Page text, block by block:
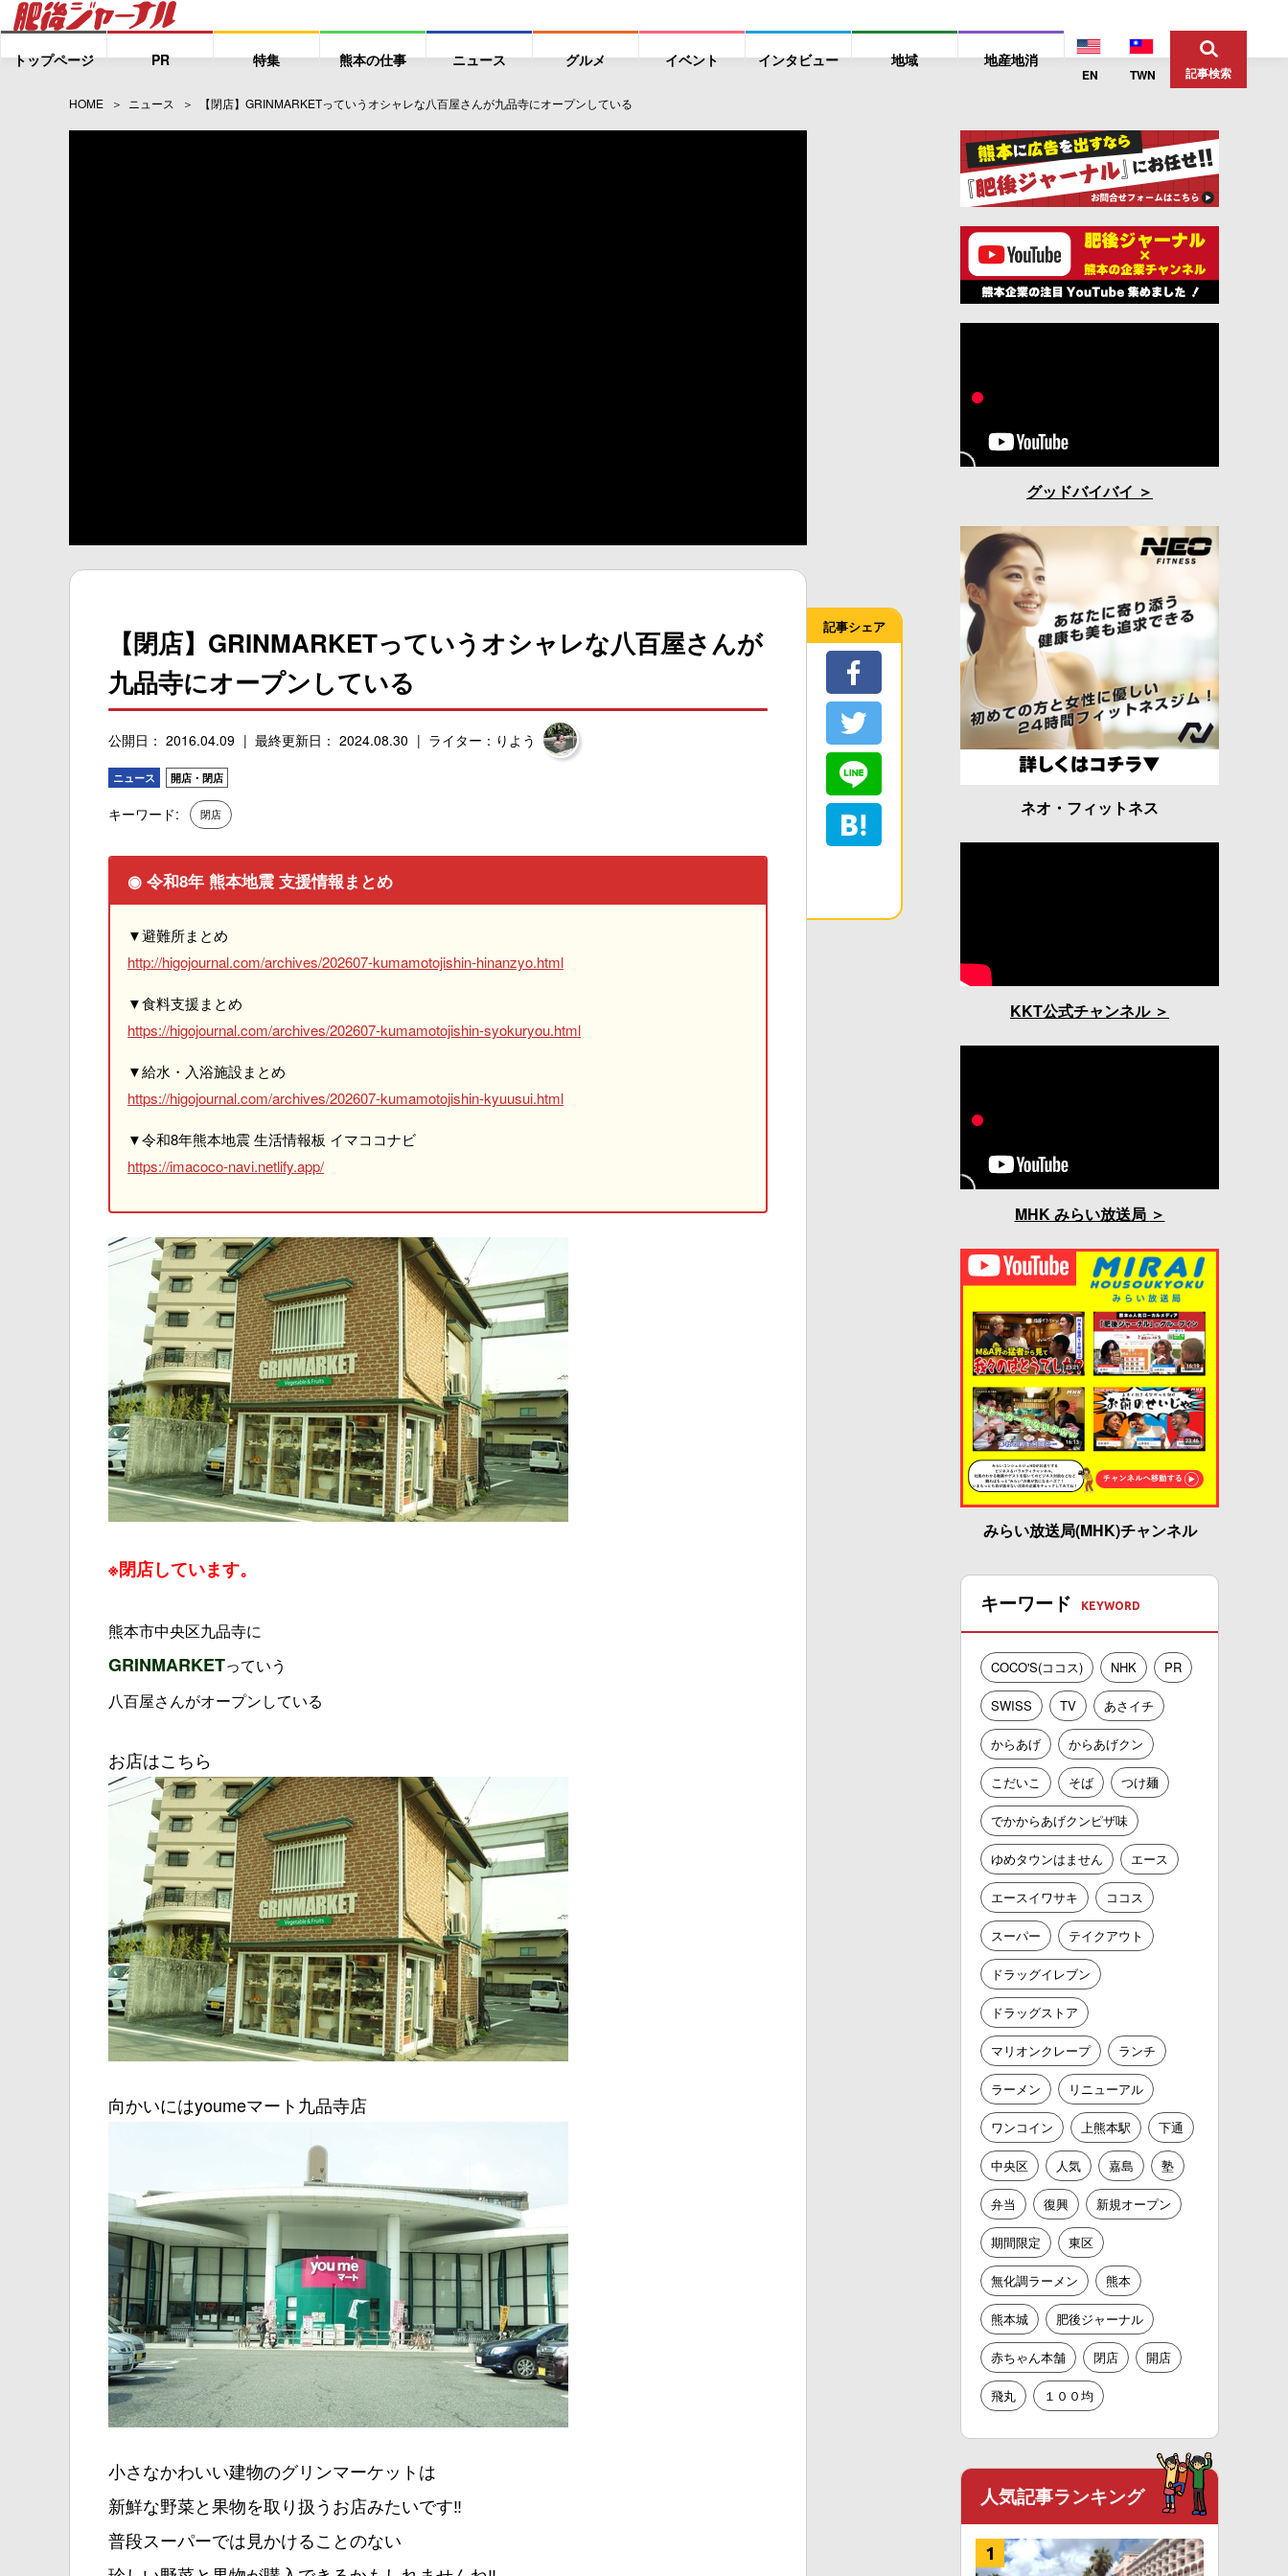
トップページ PR 特集 熊本の仕事 ニュース グルメ イベント インタビュー 地域 地産地消
EN TWN 記事検索
HOME ニュース 【閉店】GRINMARKETっていうオシャレな八百屋さんが九品寺にオープンしている
【閉店】GRINMARKETっていうオシャレな八百屋さんが
九品寺にオープンしている
公開日： 2016.04.09 最終更新日： 2024.08.30 ライター：りよう
ニュース 開店・閉店
キーワード: 閉店
◉ 令和8年 熊本地震 支援情報まとめ
▼避難所まとめ
http://higojournal.com/archives/202607-kumamotojishin-hinanzyo.html
▼食料支援まとめ
https://higojournal.com/archives/202607-kumamotojishin-syokuryou.html
▼給水・入浴施設まとめ
https://higojournal.com/archives/202607-kumamotojishin-kyuusui.html
▼令和8年熊本地震 生活情報板 イマココナビ
https://imacoco-navi.netlify.app/
※閉店しています。
熊本市中央区九品寺に
GRINMARKETっていう
八百屋さんがオープンしている
お店はこちら
向かいにはyoumeマート九品寺店
小さなかわいい建物のグリンマーケットは
新鮮な野菜と果物を取り扱うお店みたいです‼︎
普段スーパーでは見かけることのない
記事シェア
グッドバイバイ
ネオ・フィットネス
KKT公式チャンネル
MHK みらい放送局
みらい放送局(MHK)チャンネル
キーワード
COCO'S(ココス) NHK PR
SWISS TV あさイチ
からあげ からあげクン
こだいこ そば つけ麺
でかからあげクンピザ味
ゆめタウンはません エース
エースイワサキ ココス
スーパー テイクアウト
ドラッグイレブン
ドラッグストア
マリオンクレープ ランチ
ラーメン リニューアル
ワンコイン 上熊本駅 下通
中央区 人気 嘉島 塾
弁当 復興 新規オープン
期間限定 東区
無化調ラーメン 熊本
熊本城 肥後ジャーナル
赤ちゃん本舗 閉店 開店
飛丸 １００均
人気記事ランキング